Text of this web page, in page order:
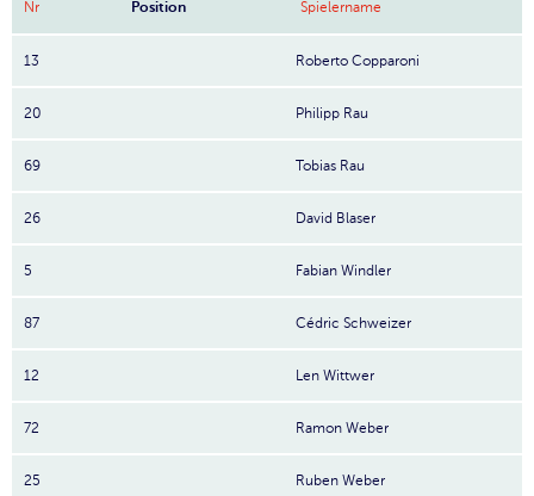
Nr Position Spielername
13 Roberto Copparoni
20 Philipp Rau
69 Tobias Rau
26 David Blaser
5 Fabian Windler
87 Cédric Schweizer
12 Len Wittwer
72 Ramon Weber
25 Ruben Weber